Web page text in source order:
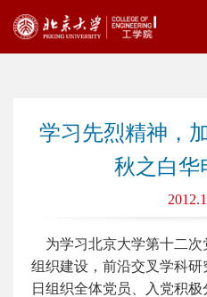
学习先烈精神，
秋之白华
为学习北京大学第十二次
组织建设，前沿交叉学科研
日组织全体党员、入党积